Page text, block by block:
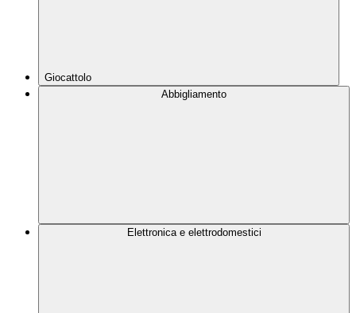
Giocattolo
Abbigliamento
Elettronica e elettrodomestici